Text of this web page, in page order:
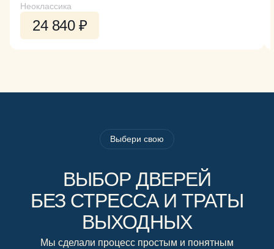
Неоклассика
24 840 ₽
Выбери свою
ВЫБОР ДВЕРЕЙ
БЕЗ СТРЕССА И ТРАТЫ
ВЫХОДНЫХ
Мы сделали процесс простым и понятным